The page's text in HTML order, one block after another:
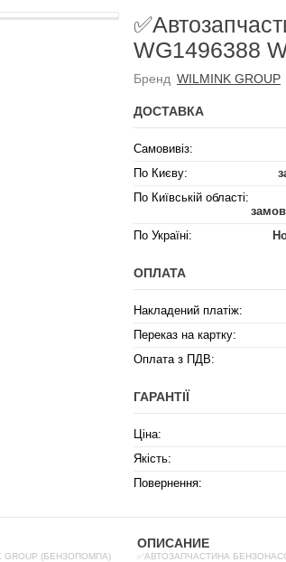
WG1496388
Бренд WILMINK GROUP
ДОСТАВКА
Самовивіз:
По Києву:
По Київській області:
По Україні:
ОПЛАТА
Накладений платіж:
Переказ на картку:
Оплата з ПДВ:
ГАРАНТІЇ
Ціна:
Якість:
Повернення:
GROUP (БЕНЗОПОМПА)
ОПИСАНИЕ
✅АВТОЗАПЧАСТИНА